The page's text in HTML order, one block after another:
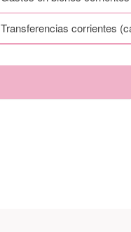
Transferencias corrientes